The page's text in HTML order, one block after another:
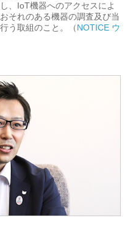
、IoT機器へのアクセスによ
それのある機器の調査及び当
う取組のこと。（NOTICE ウ